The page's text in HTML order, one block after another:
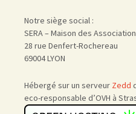
Notre siège social :
SERA – Maison des
28 rue Denfert-Rochereau
69004 LYON
Hébergé sur un serveur Zedd
eco-responsable d’OVH à